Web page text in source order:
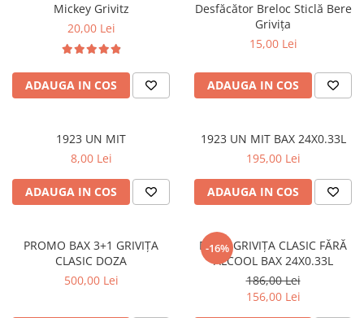
Mickey Grivitz
20,00 Lei
ADAUGA IN COS
Desfăcător Breloc Sticlă Bere
Grivița
15,00 Lei
ADAUGA IN COS
1923 UN MIT
8,00 Lei
ADAUGA IN COS
1923 UN MIT BAX 24X0.33L
195,00 Lei
ADAUGA IN COS
PROMO BAX 3+1 GRIVIȚA
CLASIC DOZA
500,00 Lei
-16%
DOZĂ GRIVIȚA CLASIC FĂRĂ
ALCOOL BAX 24X0.33L
186,00 Lei
156,00 Lei